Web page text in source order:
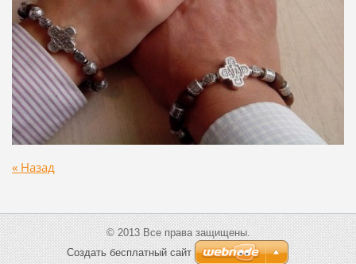
« Назад
© 2013 Все права защищены.
Создать бесплатный сайт